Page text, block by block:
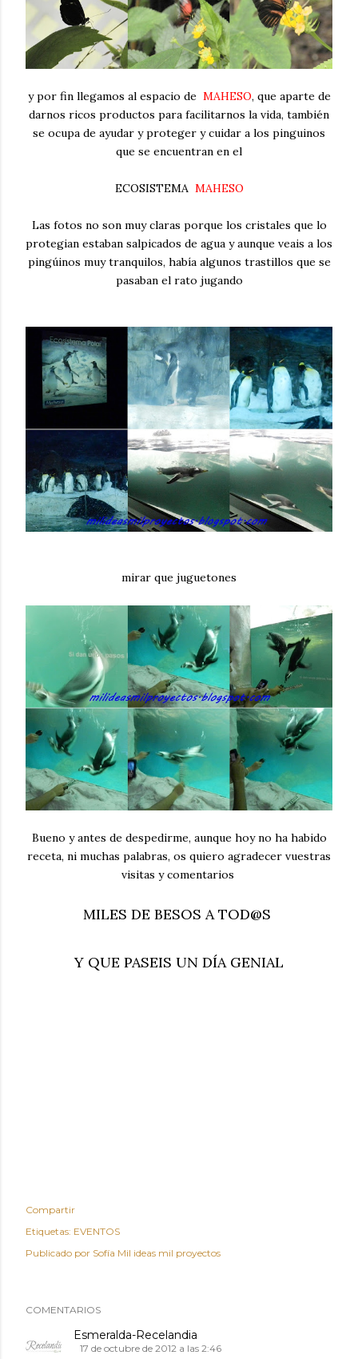
y por fin llegamos al espacio de MAHESO, que aparte de
darnos ricos productos para facilitarnos la vida, también
se ocupa de ayudar y proteger y cuidar a los pinguinos
que se encuentran en el
ECOSISTEMA MAHESO
Las fotos no son muy claras porque los cristales que lo
protegian estaban salpicados de agua y aunque veais a los
pingúinos muy tranquilos, había algunos trastillos que se
pasaban el rato jugando
mirar que juguetones
Bueno y antes de despedirme, aunque hoy no ha habido
receta, ni muchas palabras, os quiero agradecer vuestras
visitas y comentarios
MILES DE BESOS A TOD@S
Y QUE PASEIS UN DÍA GENIAL
Compartir
Etiquetas: EVENTOS
Publicado por Sofía Mil ideas mil proyectos
COMENTARIOS
Esmeralda-Recelandia
17 de octubre de 2012 a las 2:46